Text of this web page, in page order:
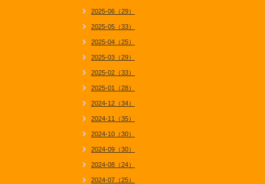
2025-06（29）
2025-05（33）
2025-04（25）
2025-03（29）
2025-02（33）
2025-01（28）
2024-12（34）
2024-11（35）
2024-10（30）
2024-09（30）
2024-08（24）
2024-07（25）